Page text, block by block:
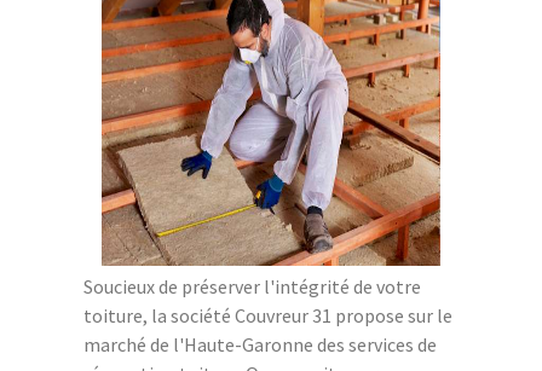
Soucieux de préserver l'intégrité de votre
toiture, la société Couvreur 31 propose sur le
marché de l'Haute-Garonne des services de